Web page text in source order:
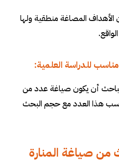
المصاغة منطقية ولها
.
للدراسة العلمية:
أن يكون صياغة عدد من
هذا العدد مع حجم البحث
من صياغة المنارة